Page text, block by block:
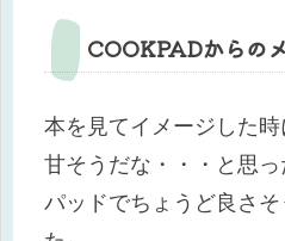
COOKPADからの
本を見てイメージした
甘そうだな・・・と思
パッドでちょうど良さ